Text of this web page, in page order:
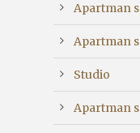
Apartman
Apartman
Studio
Apartman